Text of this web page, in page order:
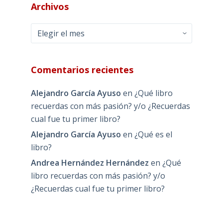
Archivos
Archivos
Comentarios recientes
Alejandro García Ayuso en ¿Qué libro
recuerdas con más pasión? y/o ¿Recuerdas
cual fue tu primer libro?
Alejandro García Ayuso en ¿Qué es el
libro?
Andrea Hernández Hernández en ¿Qué
libro recuerdas con más pasión? y/o
¿Recuerdas cual fue tu primer libro?